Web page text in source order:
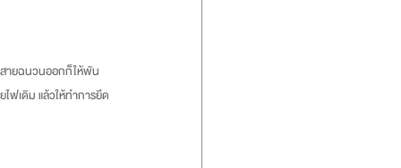
สายฉนวนออกก็ให้พัน
ฟเดิม แล้วให้ทำการยึด